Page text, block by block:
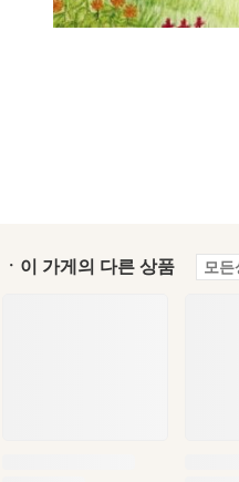
ㆍ이 가게의 다른 상품 모